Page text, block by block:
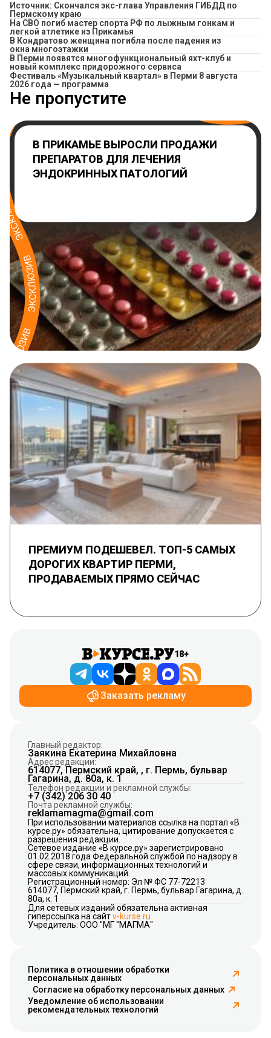
Источник: Скончался экс-глава Управления ГИБДД по
Пермскому краю
На СВО погиб мастер спорта РФ по лыжным гонкам и
легкой атлетике из Прикамья
В Кондратово женщина погибла после падения из
окна многоэтажки
В Перми появятся многофункциональный яхт-клуб и
новый комплекс придорожного сервиса
Фестиваль «Музыкальный квартал» в Перми 8 августа
2026 года — программа
Не пропустите
В ПРИКАМЬЕ ВЫРОСЛИ ПРОДАЖИ
ПРЕПАРАТОВ ДЛЯ ЛЕЧЕНИЯ
ЭНДОКРИННЫХ ПАТОЛОГИЙ
ПРЕМИУМ ПОДЕШЕВЕЛ. ТОП-5 САМЫХ
ДОРОГИХ КВАРТИР ПЕРМИ,
ПРОДАВАЕМЫХ ПРЯМО СЕЙЧАС
18+
Заказать рекламу
Главный редактор:
Заякина Екатерина Михайловна
Адрес редакции:
614077, Пермский край, , г. Пермь, бульвар
Гагарина, д. 80а, к. 1
Телефон редакции и рекламной службы:
+7 (342) 206 30 40
Почта рекламной службы:
reklamamagma@gmail.com
При использовании материалов ссылка на портал «В
курсе.ру» обязательна, цитирование допускается с
разрешения редакции.
Сетевое издание «В курсе.ру» зарегистрировано
01.02.2018 года Федеральной службой по надзору в
сфере связи, информационных технологий и
массовых коммуникаций.
Регистрационный номер: Эл № ФС 77-72213
614077, Пермский край, г. Пермь, бульвар Гагарина, д.
80а, к. 1
Для сетевых изданий обязательна активная
гиперссылка на сайтv-kurse.ru
Учредитель: ООО "МГ "МАГМА"
Политика в отношении обработки
персональных данных
Согласие на обработку персональных данных
Уведомление об использовании
рекомендательных технологий